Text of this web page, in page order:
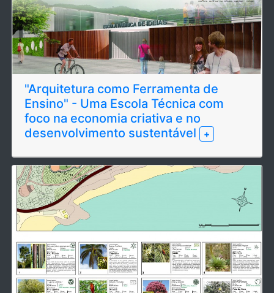
"Arquitetura como Ferramenta de
Ensino" - Uma Escola Técnica com
foco na economia criativa e no
desenvolvimento sustentável
+